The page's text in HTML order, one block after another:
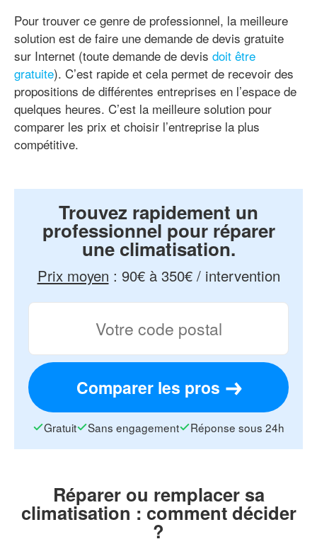
Pour trouver ce genre de professionnel, la meilleure
solution est de faire une demande de devis gratuite
sur Internet (toute demande de devis doit être
gratuite). C’est rapide et cela permet de recevoir des
propositions de différentes entreprises en l’espace de
quelques heures. C’est la meilleure solution pour
comparer les prix et choisir l’entreprise la plus
compétitive.
Trouvez rapidement un
professionnel pour réparer
une climatisation.
Prix moyen : 90€ à 350€ / intervention
Comparer les pros
Gratuit Sans engagement Réponse sous 24h
Réparer ou remplacer sa
climatisation : comment décider
?